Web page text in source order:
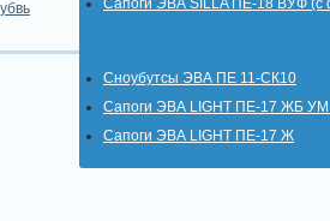
Сапоги ЭВА SILLA ПЕ-18 ВУФ (с
Сноубутсы ЭВА ПЕ 11-СК10
Сапоги ЭВА LIGHT ПЕ-17 ЖБ
Сапоги ЭВА LIGHT ПЕ-17 Ж